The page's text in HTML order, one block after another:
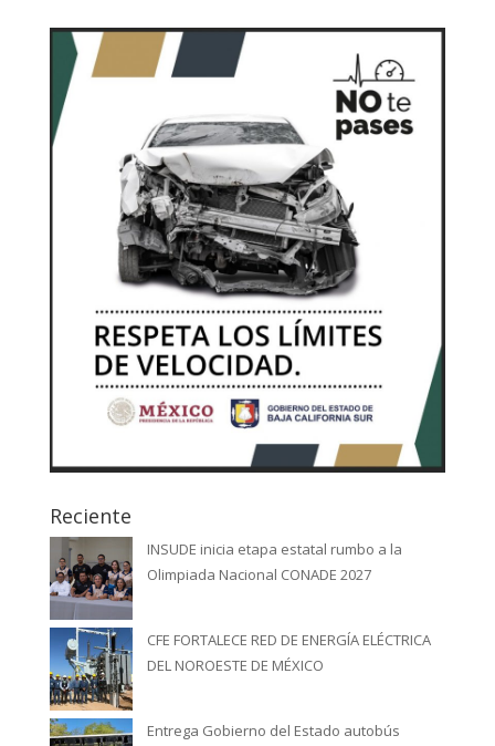
Reciente
INSUDE inicia etapa estatal rumbo a la
Olimpiada Nacional CONADE 2027
CFE FORTALECE RED DE ENERGÍA ELÉCTRICA
DEL NOROESTE DE MÉXICO
Entrega Gobierno del Estado autobús